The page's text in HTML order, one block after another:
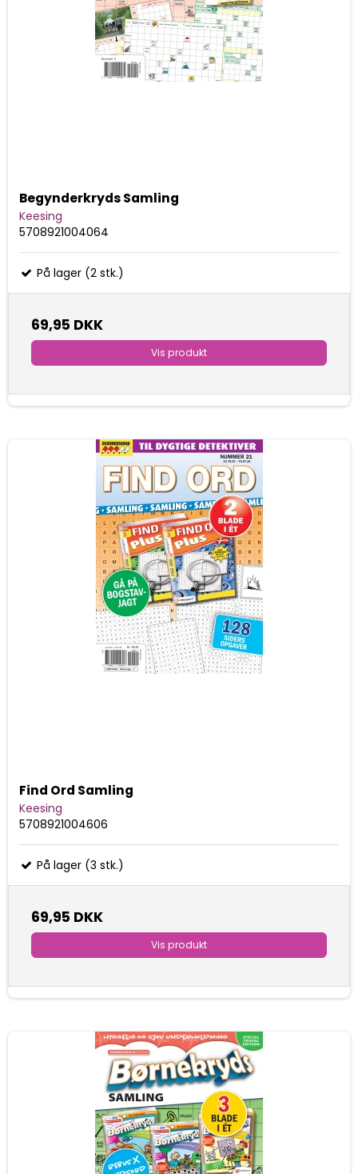
Begynderkryds Samling
Keesing
5708921004064
På lager (2 stk.)
69,95 DKK
Vis produkt
Find Ord Samling
Keesing
5708921004606
På lager (3 stk.)
69,95 DKK
Vis produkt